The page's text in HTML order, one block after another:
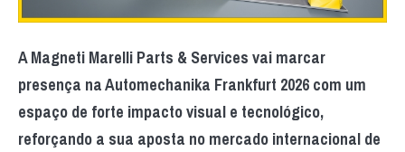
A Magneti Marelli Parts & Services vai marcar
presença na Automechanika Frankfurt 2026 com um
espaço de forte impacto visual e tecnológico,
reforçando a sua aposta no mercado internacional de